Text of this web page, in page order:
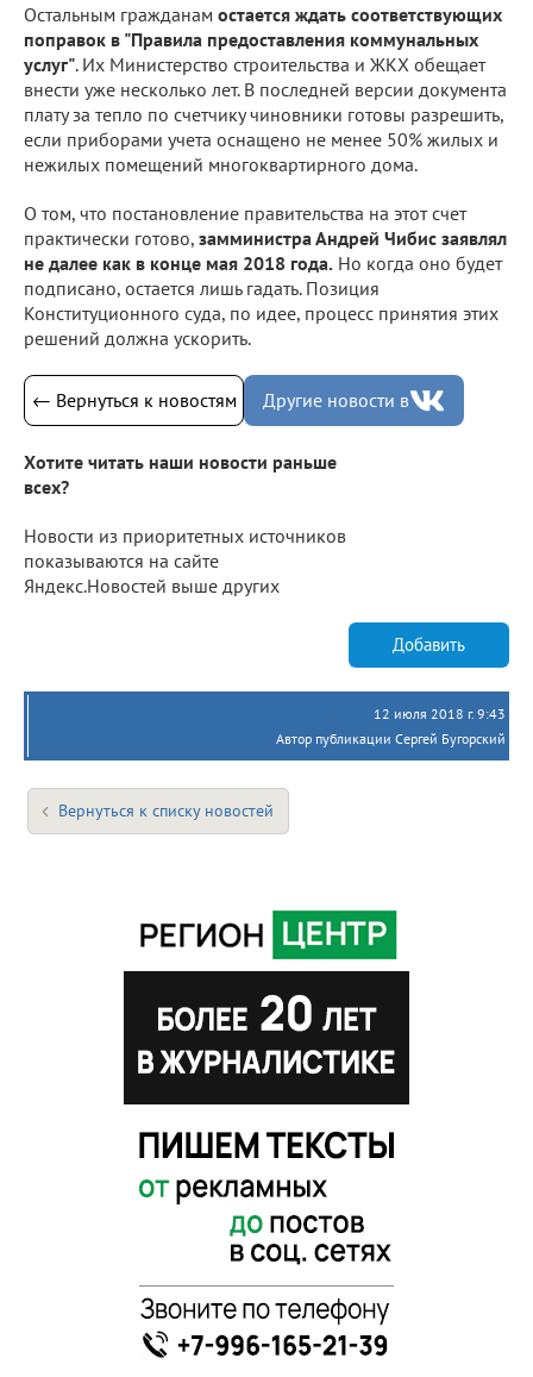
Остальным гражданам остается ждать соответствующих
поправок в "Правила предоставления коммунальных
услуг". Их Министерство строительства и ЖКХ обещает
внести уже несколько лет. В последней версии документа
плату за тепло по счетчику чиновники готовы разрешить,
если приборами учета оснащено не менее 50% жилых и
нежилых помещений многоквартирного дома.
О том, что постановление правительства на этот счет
практически готово, замминистра Андрей Чибис заявлял
не далее как в конце мая 2018 года. Но когда оно будет
подписано, остается лишь гадать. Позиция
Конституционного суда, по идее, процесс принятия этих
решений должна ускорить.
← Вернуться к новостям Другие новости в
Хотите читать наши новости раньше
всех?
Новости из приоритетных источников
показываются на сайте
Яндекс.Новостей выше других
Добавить
12 июля 2018 г. 9:43
Автор публикации Сергей Бугорский
Вернуться к списку новостей